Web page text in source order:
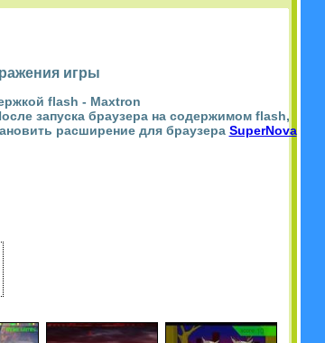
игры
flash - Maxtron
запуска браузера на содержимом flash,
расширение для браузера SuperNova